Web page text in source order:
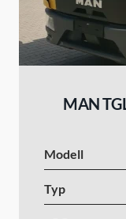
MAN
Modell
Typ